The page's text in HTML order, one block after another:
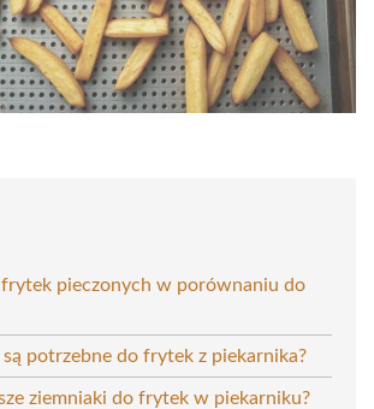
frytek pieczonych w porównaniu do
są potrzebne do frytek z piekarnika?
ziemniaki do frytek w piekarniku?